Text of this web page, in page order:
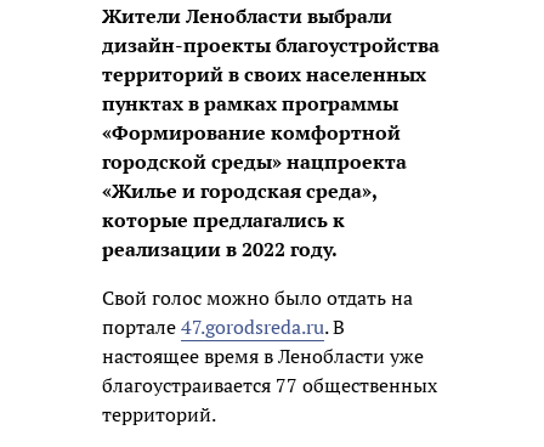
Жители Ленобласти выбрали
дизайн-проекты благоустройства
территорий в своих населенных
пунктах в рамках программы
«Формирование комфортной
городской среды» нацпроекта
«Жилье и городская среда»,
которые предлагались к
реализации в 2022 году.
Свой голос можно было отдать на
портале47.gorodsreda.ru. В
настоящее время в Ленобласти уже
благоустраивается 77 общественных
территорий.